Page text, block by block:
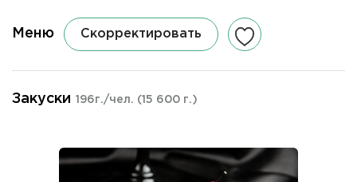
Меню Скорректировать
Закуски 196г./чел. (15 600 г.)